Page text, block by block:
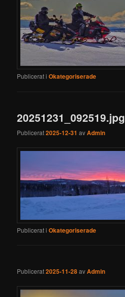
Publicerat i Okategoriserade
20251231_092519.jpg
Publicerat2025-12-31 avAdmin
Publicerat i Okategoriserade
Publicerat2025-11-28avAdmin